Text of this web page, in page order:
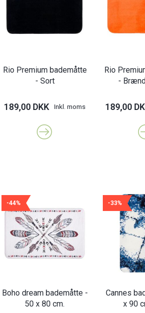
Rio Premium bademåtte
- Sort
189,00 DKK Inkl. moms
Rio
-
189,00
-44%
Boho dream bademåtte -
50 x 80 cm.
-33%
Cannes
x 90